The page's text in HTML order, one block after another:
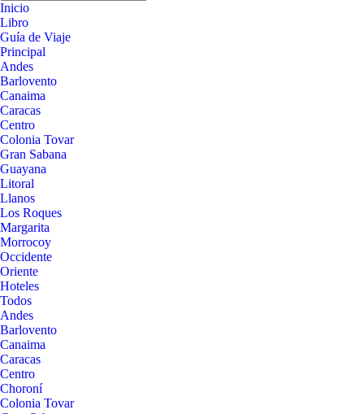
Inicio
Libro
Guía de Viaje
Principal
Andes
Barlovento
Canaima
Caracas
Centro
Colonia Tovar
Gran Sabana
Guayana
Litoral
Llanos
Los Roques
Margarita
Morrocoy
Occidente
Oriente
Hoteles
Todos
Andes
Barlovento
Canaima
Caracas
Centro
Choroní
Colonia Tovar